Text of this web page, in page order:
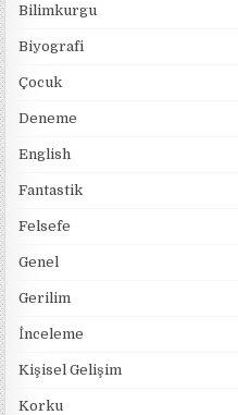
Bilimkurgu
Biyografi
Çocuk
Deneme
English
Fantastik
Felsefe
Genel
Gerilim
İnceleme
Kişisel Gelişim
Korku